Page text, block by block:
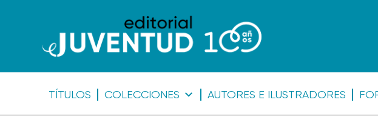
TÍTULOS COLECCIONES AUTORES E ILUSTRADORES